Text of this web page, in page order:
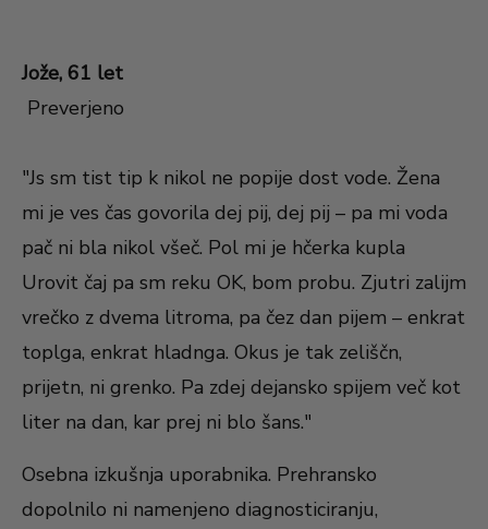
Jože, 61 let
Preverjeno
"Js sm tist tip k nikol ne popije dost vode. Žena
mi je ves čas govorila dej pij, dej pij – pa mi voda
pač ni bla nikol všeč. Pol mi je hčerka kupla
Urovit čaj pa sm reku OK, bom probu. Zjutri zalijm
vrečko z dvema litroma, pa čez dan pijem – enkrat
toplga, enkrat hladnga. Okus je tak zeliščn,
prijetn, ni grenko. Pa zdej dejansko spijem več kot
liter na dan, kar prej ni blo šans."
Osebna izkušnja uporabnika. Prehransko
dopolnilo ni namenjeno diagnosticiranju,